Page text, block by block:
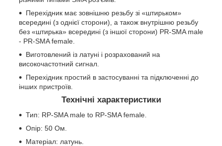
Перехідник має зовнішню резьбу зі «штирьком»
всередині (з однієї сторони), а також внутрішню резьбу
без «штирька» всередині (з іншої сторони) PR-SMA male
- PR-SMA female.
Виготовлений із латуні і розрахований на
високочастотний сигнал.
Перехідник простий в застосуванні та підключенні до
інших пристроїв.
Технічні характеристики
Тип: RP-SMA male to RP-SMA female.
Опір: 50 Ом.
Матеріал: латунь.